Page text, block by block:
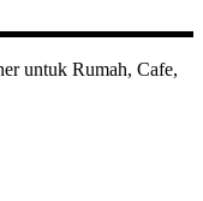
untuk Rumah, Cafe,